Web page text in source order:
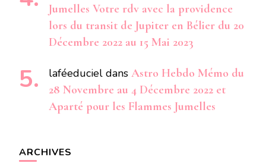
Jumelles Votre rdv avec la providence
lors du transit de Jupiter en Bélier du 20
Décembre 2022 au 15 Mai 2023
laféeduciel dans Astro Hebdo Mémo du
28 Novembre au 4 Décembre 2022 et
Aparté pour les Flammes Jumelles
ARCHIVES